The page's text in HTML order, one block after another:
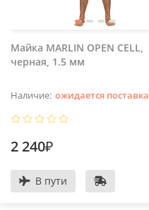
Майка MARLIN OPEN CELL,
черная, 1.5 мм
ожидается поставка
2 240₽
В пути